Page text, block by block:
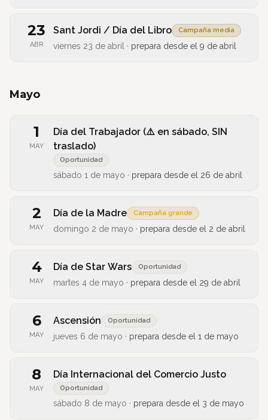
23
ABR
Sant Jordi / Día del Libro Campaña media
viernes 23 de abril · prepara desde el 9 de abril
Mayo
1
MAY
Día del Trabajador (⚠️ en sábado, SIN
traslado)
Oportunidad
sábado 1 de mayo · prepara desde el 26 de abril
2
MAY
Día de la Madre Campaña grande
domingo 2 de mayo · prepara desde el 2 de abril
4
MAY
Día de Star Wars Oportunidad
martes 4 de mayo · prepara desde el 29 de abril
6
MAY
Ascensión Oportunidad
jueves 6 de mayo · prepara desde el 1 de mayo
8
MAY
Día Internacional del Comercio Justo
Oportunidad
sábado 8 de mayo · prepara desde el 3 de mayo